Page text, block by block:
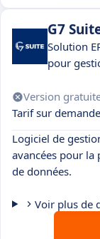
G7
Solution
pour
Version
Tarif sur demande
Logiciel de
avancées pour
de données.
Voir plus de